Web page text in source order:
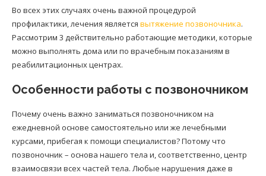
Во всех этих случаях очень важной процедурой
профилактики, лечения является вытяжение позвоночника.
Рассмотрим 3 действительно работающие методики, которые
можно выполнять дома или по врачебным показаниям в
реабилитационных центрах.
Особенности работы с позвоночником
Почему очень важно заниматься позвоночником на
ежедневной основе самостоятельно или же лечебными
курсами, прибегая к помощи специалистов? Потому что
позвоночник – основа нашего тела и, соответственно, центр
взаимосвязи всех частей тела. Любые нарушения даже в